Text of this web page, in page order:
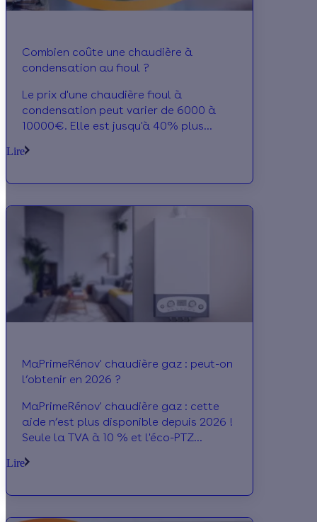
Combien coûte une chaudière à
condensation au fioul ?
Le prix d'une chaudière fioul à
condensation peut varier de 6000 à
10000€. Elle est jusqu'à 40% plus
classique.
Lire
MaPrimeRénov' chaudière gaz : peut-on
l’obtenir en 2026 ?
MaPrimeRénov' chaudière gaz : cette
aide n’est plus disponible depuis 2026 !
Seule la TVA à 10 % et l'éco-PTZ
d’une chaudière gaz en 2026.
Lire